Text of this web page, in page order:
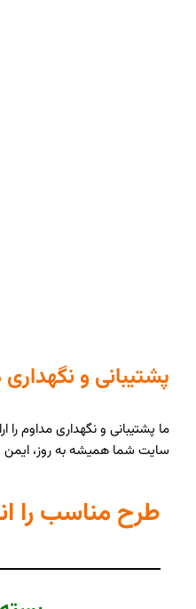
پشتیبانی و
ما پشتیبانی و نگهداری مداوم
سایت شما همیشه به روز،
طرح مناسب را